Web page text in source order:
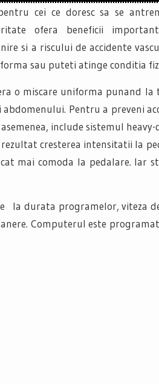
cei ce doresc sa se
ofera beneficii
si a riscului de accidente
sau puteti atinge conditia
o miscare uniforma punand la
Pentru a preveni
include sistemul
cresterea intensitatii la
mai comoda la pedalare. Iar
la durata programelor, viteza
Computerul este